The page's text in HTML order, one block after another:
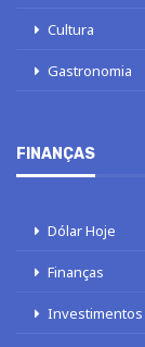
Cultura
Gastronomia
FINANÇAS
Dólar Hoje
Finanças
Investimentos